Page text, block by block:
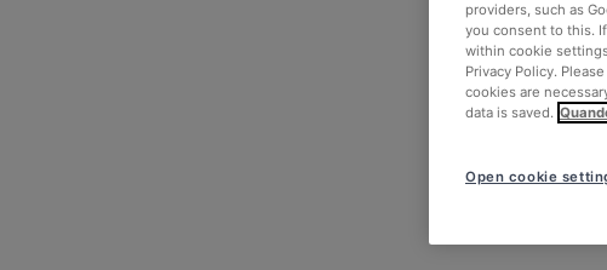
providers, such as
you consent to this.
within cookie
Privacy Policy.
cookies are
data is saved.
Open cookie